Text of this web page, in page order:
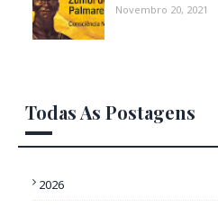
Novembro 20, 2021
Todas As Postagens
2026